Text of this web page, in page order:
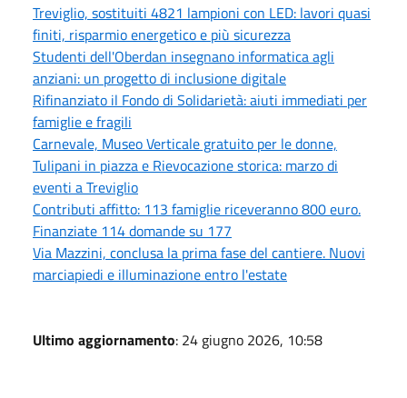
Treviglio, sostituiti 4821 lampioni con LED: lavori quasi
finiti, risparmio energetico e più sicurezza
Studenti dell'Oberdan insegnano informatica agli
anziani: un progetto di inclusione digitale
Rifinanziato il Fondo di Solidarietà: aiuti immediati per
famiglie e fragili
Carnevale, Museo Verticale gratuito per le donne,
Tulipani in piazza e Rievocazione storica: marzo di
eventi a Treviglio
Contributi affitto: 113 famiglie riceveranno 800 euro.
Finanziate 114 domande su 177
Via Mazzini, conclusa la prima fase del cantiere. Nuovi
marciapiedi e illuminazione entro l'estate
Ultimo aggiornamento: 24 giugno 2026, 10:58